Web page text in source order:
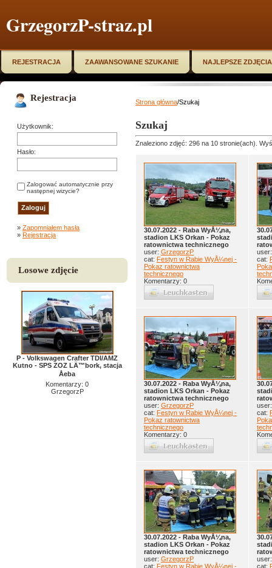
GrzegorzP-straz.pl
REJESTRACJA ZAAWANSOWANE SZUKANIE NAJLEPSZE ZDJĘCIA
Rejestracja
Użytkownik:
Hasło:
Zalogować automatycznie przy
następnej wizycie?
» Zapomniałem hasła
» Rejestracja
Losowe zdjęcie
P - Volkswagen Crafter TDI/AMZ
Kutno - SPS ZOZ LÄ™bork, stacja
Åeba
Komentarzy: 0
GrzegorzP
Strona główna/Szukaj
Szukaj
Znaleziono zdjęć: 296 na 10 stronie(ach).
30.07.2022 - Raba WyÅ¼na,
stadion LKS Orkan - Pokaz
ratownictwa technicznego
user: GrzegorzP
cat: Festyn w Rabie WyÅ¼nej -
Pokaz ratownictwa
technicznego
Komentarzy: 0
cat:
30.07.2022 - Raba WyÅ¼na,
stadion LKS Orkan - Pokaz
ratownictwa technicznego
user: GrzegorzP
cat: Festyn w Rabie WyÅ¼nej -
Pokaz ratownictwa
technicznego
Komentarzy: 0
cat:
30.07.2022 - Raba WyÅ¼na,
stadion LKS Orkan - Pokaz
ratownictwa technicznego
user: GrzegorzP
cat: Festyn w Rabie WyÅ¼nej -
cat: